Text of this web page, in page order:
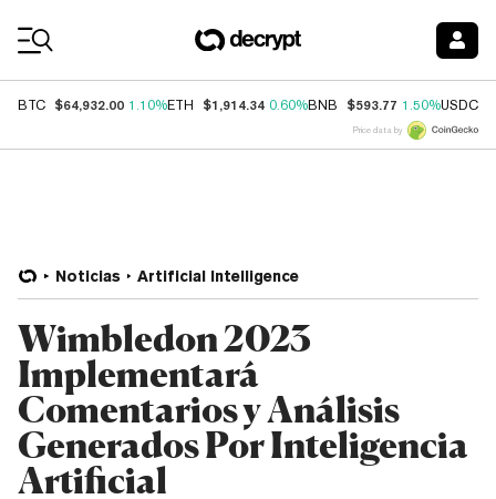
BTC $64,932.00 1.10%ETH $1,914.34 0.60%BNB $593.77 1.50%USDC
Price data by
Noticias Artificial Intelligence
Wimbledon 2023
Implementará
Comentarios y Análisis
Generados Por Inteligencia
Artificial